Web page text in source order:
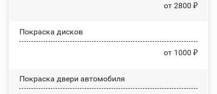
от 2800 ₽
Покраска дисков
от 1000 ₽
Покраска двери автомобиля